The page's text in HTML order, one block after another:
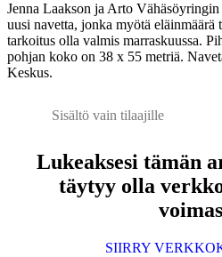
Jenna Laakson ja Arto
uusi navetta, jonka myötä
tarkoitus olla valmis marraskuussa.
pohjan koko on 38 x 55 metriä.
Keskus.
Sisältö vain tilaajille
Lukeaksesi tämän
täytyy olla
SIIRRY